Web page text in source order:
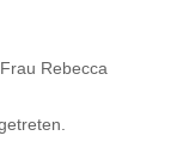
Rebecca